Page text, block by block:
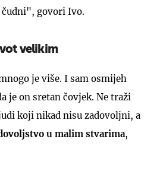
govori Ivo.
velikim
je više. I sam osmijeh
je on sretan čovjek. Ne traži
koji nikad nisu zadovoljni, a
u malim stvarima,